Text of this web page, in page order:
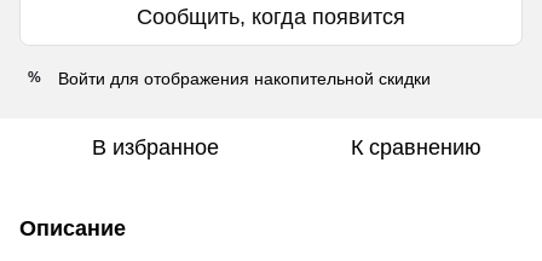
Сообщить, когда появится
% Войти для отображения накопительной скидки
В избранное К сравнению
Описание